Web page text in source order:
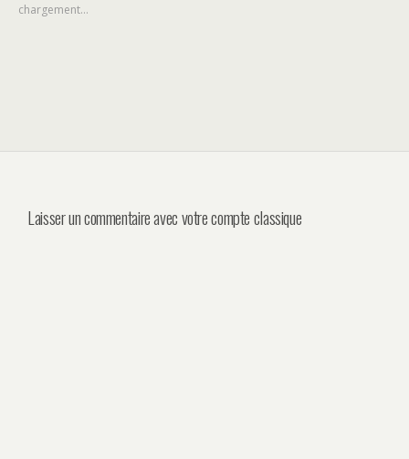
chargement…
Laisser un commentaire avec votre compte classique